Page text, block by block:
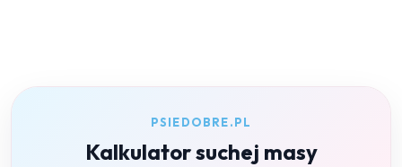
PSIEDOBRE.PL
Kalkulator suchej masy